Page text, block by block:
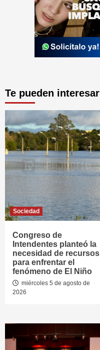
Te pueden interesar
Sociedad
Congreso de
Intendentes planteó la
necesidad de recursos
para enfrentar el
fenómeno de El Niño
miércoles 5 de agosto de
2026